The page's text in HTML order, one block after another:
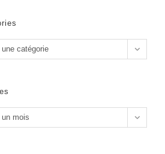
catégorie
mois